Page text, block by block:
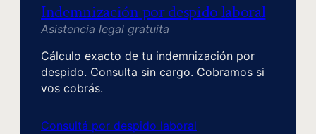
Indemnización por despido laboral
Asistencia legal gratuita
Cálculo exacto de tu indemnización por
despido. Consulta sin cargo. Cobramos si
vos cobrás.
Consultá por despido laboral